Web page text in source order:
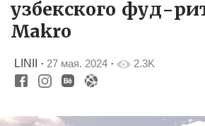
узбекского фуд-
Makro
LINII · 27 мая. 2024 · 2.3K